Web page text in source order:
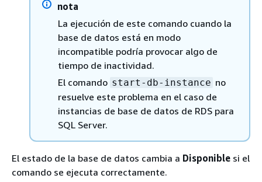
nota
La ejecución de este comando cuando la
base de datos está en modo
incompatible podría provocar algo de
tiempo de inactividad.
El comando start-db-instance no
resuelve este problema en el caso de
instancias de base de datos de RDS para
SQL Server.
El estado de la base de datos cambia a Disponible si el
comando se ejecuta correctamente.